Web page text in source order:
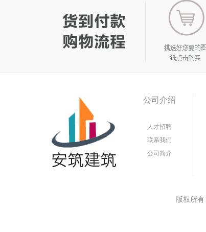
公司介绍
人才招聘
联系我们
公司简介
版权所有